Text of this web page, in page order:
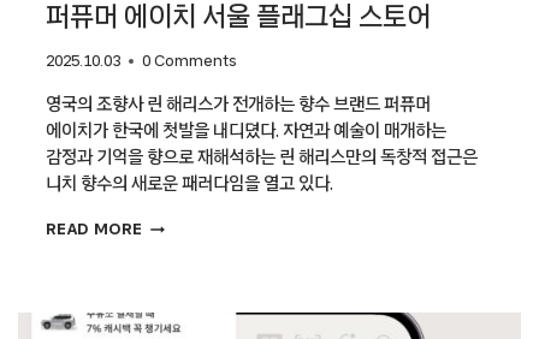
퍼퓨머 에이치 서울 플래그십 스토어
2025.10.03 0 Comments
영국의 조향사 린 해리스가 전개하는 향수 브랜드 퍼퓨머
에이치가 한국에 첫발을 내디뎠다. 자연과 예술이 매개하는
감정과 기억을 향으로 재해석하는 린 해리스만의 독창적 접근은
니치 향수의 새로운 패러다임을 열고 있다.
READ MORE 퍼퓨머
스토어